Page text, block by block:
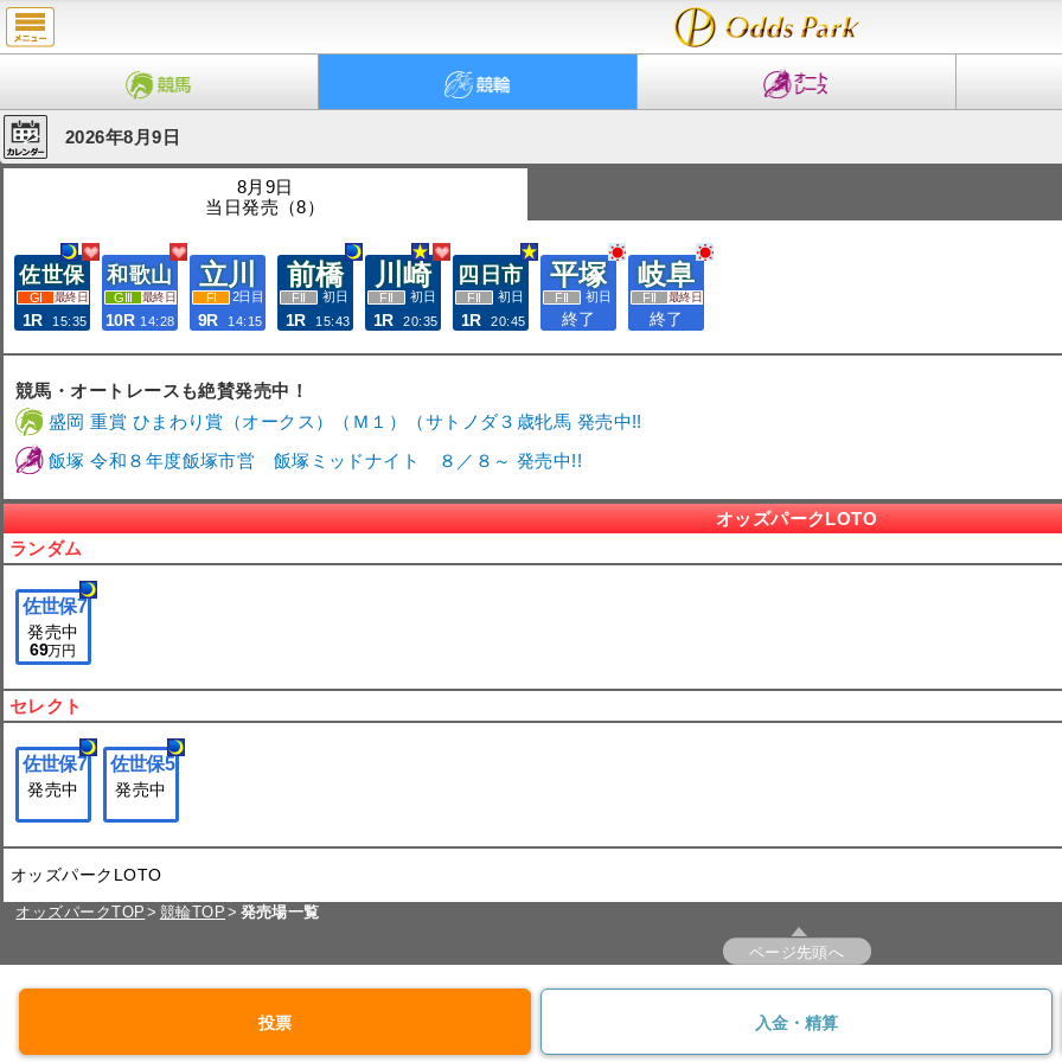
2026年8月9日
8月9日
当日発売（8）
佐世保
最終日
1R 15:35
和歌山
最終日
10R 14:28
立川
2日目
9R 14:15
前橋
初日
1R 15:43
川崎
初日
1R 20:35
四日市
初日
1R 20:45
平塚
初日
終了
岐阜
最終日
終了
競馬・オートレースも絶賛発売中！
盛岡 重賞 ひまわり賞（オークス）（Ｍ１）（サトノダ３歳牝馬 発売中!!
飯塚 令和８年度飯塚市営 飯塚ミッドナイト ８／８～ 発売中!!
オッズパークLOTO
ランダム
佐世保7
発売中
69万円
セレクト
佐世保7
発売中
佐世保5
発売中
オッズパークLOTO
オッズパークTOP 競輪TOP 発売場一覧
ページ先頭へ
投票 入金・精算